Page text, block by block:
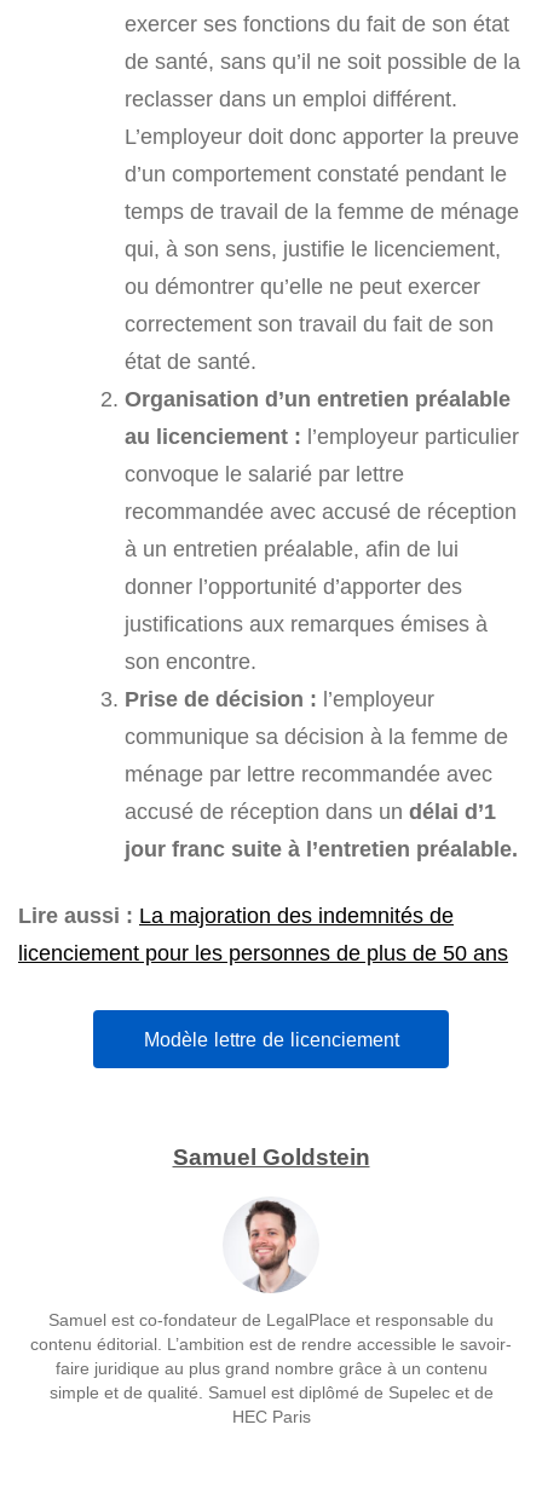
exercer ses fonctions du fait de son état
de santé, sans qu’il ne soit possible de la
reclasser dans un emploi différent.
L’employeur doit donc apporter la preuve
d’un comportement constaté pendant le
temps de travail de la femme de ménage
qui, à son sens, justifie le licenciement,
ou démontrer qu’elle ne peut exercer
correctement son travail du fait de son
état de santé.
Organisation d’un entretien préalable
au licenciement : l’employeur particulier
convoque le salarié par lettre
recommandée avec accusé de réception
à un entretien préalable, afin de lui
donner l’opportunité d’apporter des
justifications aux remarques émises à
son encontre.
Prise de décision : l’employeur
communique sa décision à la femme de
ménage par lettre recommandée avec
accusé de réception dans un délai d’1
jour franc suite à l’entretien préalable.
Lire aussi : La majoration des indemnités de
licenciement pour les personnes de plus de 50 ans
Modèle lettre de licenciement
Samuel Goldstein
Samuel est co-fondateur de LegalPlace et responsable du
contenu éditorial. L’ambition est de rendre accessible le savoir-
faire juridique au plus grand nombre grâce à un contenu
simple et de qualité. Samuel est diplômé de Supelec et de
HEC Paris